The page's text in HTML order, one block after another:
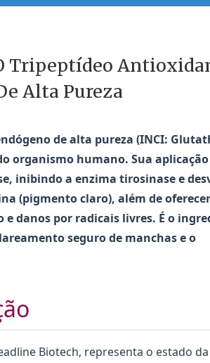
Tripeptídeo
Alta Pureza
de alta pureza (INCI:
organismo humano. Sua
inibindo a enzima tirosinase e
(pigmento claro), além de
danos por radicais livres. É o
seguro de manchas e o
Biotech, representa o estado